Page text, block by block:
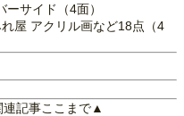
サイド（4面）
屋 アクリル画など18点（4
連記事ここまで▲